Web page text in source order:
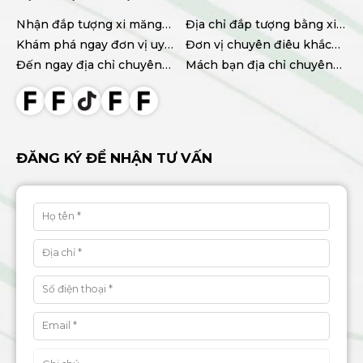
Nhận đắp tượng xi măng
tại TPHCM chất lượng, giá
tốt
Địa chỉ đắp tượng bằng xi
măng uy tín, chất lượng
Khám phá ngay đơn vị uy
tín chuyên điêu khắc
tượng xi măng TPHCM
Đơn vị chuyên điêu khắc
tượng xi măng chất lượng
Đến ngay địa chỉ chuyên
cung cấp tượng xi măng
chất lượng giá tốt
Mách bạn địa chỉ chuyên
ĐĂNG KÝ ĐỂ NHẬN TƯ VẤN